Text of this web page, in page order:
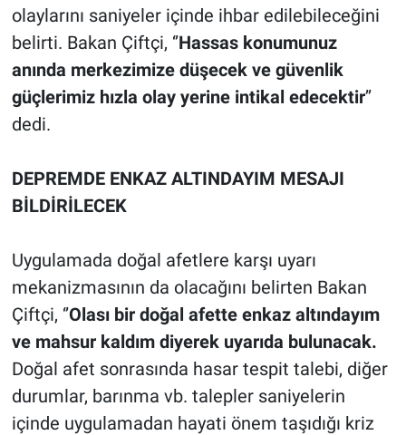
olaylarını saniyeler içinde ihbar edilebileceğini
belirti. Bakan Çiftçi, ‘’Hassas konumunuz
anında merkezimize düşecek ve güvenlik
güçlerimiz hızla olay yerine intikal edecektir’’
dedi.
DEPREMDE ENKAZ ALTINDAYIM MESAJI
BİLDİRİLECEK
Uygulamada doğal afetlere karşı uyarı
mekanizmasının da olacağını belirten Bakan
Çiftçi, ‘’Olası bir doğal afette enkaz altındayım
ve mahsur kaldım diyerek uyarıda bulunacak.
Doğal afet sonrasında hasar tespit talebi, diğer
durumlar, barınma vb. talepler saniyelerin
içinde uygulamadan hayati önem taşıdığı kriz